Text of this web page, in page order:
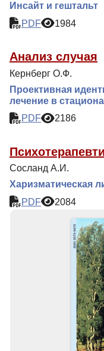
Инсайт и гештальт
PDF
1984
Анализ случая
Кернберг О.Ф.
Проективная
лечение в
PDF
2186
Сосланд А.И.
Харизматическая
PDF
2084